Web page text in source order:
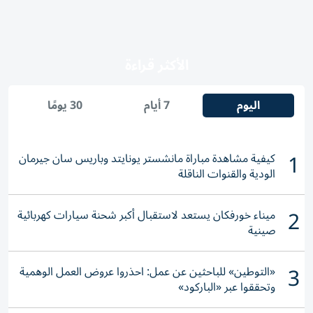
اليوم 7 أيام 30 يومًا
1 كيفية مشاهدة مباراة مانشستر يونايتد وباريس سان جيرمان
الودية والقنوات الناقلة
2 ميناء خورفكان يستعد لاستقبال أكبر شحنة سيارات كهربائية
صينية
3 «التوطين» للباحثين عن عمل: احذروا عروض العمل الوهمية
وتحققوا عبر «الباركود»